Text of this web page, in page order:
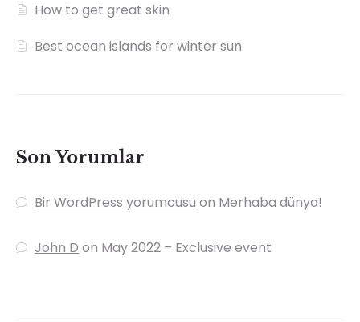
How to get great skin
Best ocean islands for winter sun
Son Yorumlar
Bir WordPress yorumcusu on Merhaba dünya!
John D on May 2022 – Exclusive event